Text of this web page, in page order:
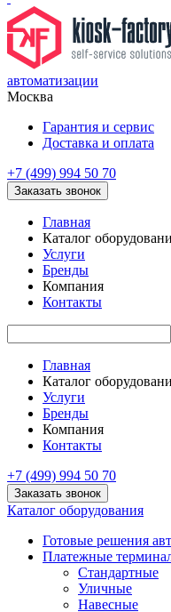
автоматизации
Москва
Гарантия и сервис
Доставка и оплата
+7 (499) 994 50 70
Заказать звонок
Главная
Каталог
Услуги
Бренды
Компания
Контакты
Главная
Каталог
Услуги
Бренды
Компания
Контакты
+7 (499) 994 50 70
Заказать звонок
Каталог оборудования
Готовые решения
Платежные
Стандартные
Уличные
Навесные